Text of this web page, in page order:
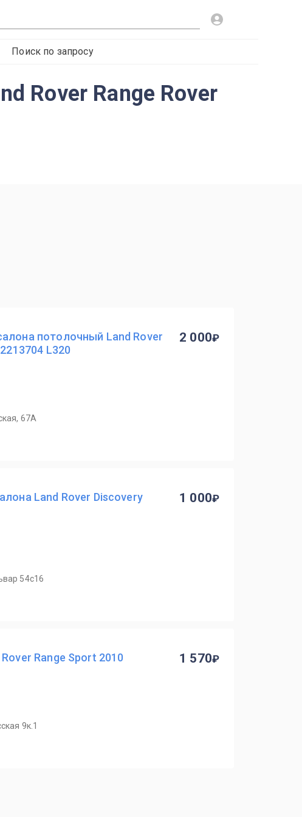
Поиск по запросу
Rover Range Rover
потолочный Land Rover
L320
67А
2 000
Land Rover Discovery
54с16
1 000
Range Sport 2010
9к.1
1 570